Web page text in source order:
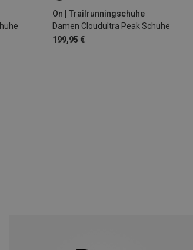
On | Trailrunningschuhe
Damen Cloudultra Peak Schuhe
199,95 €